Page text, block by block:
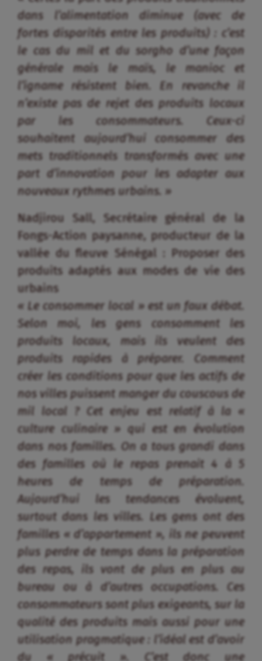
souhaitent aujourd’hui consommer des
mets traditionnels transformés avec une
part d’innovation pour les adapter aux
nouveaux rythmes urbains. »
Nadjirou Sall, Secrétaire général de la
Fongs-Action paysanne, producteur de la
vallée du fleuve Sénégal : Proposer des
produits adaptés aux modes de vie des
urbains
« Le consommer local » est un faux débat.
Selon moi, les gens consomment les
produits locaux, mais ils veulent des
produits rapides à préparer. Comment
créer les conditions pour que les actifs de
nos villes puissent manger du couscous de
mil local ? Cet enjeu est relatif à la «
culture culinaire » qui est en évolution
dans nos familles. On a tous grandi dans
des familles où le repas prenait 4 à 5
heures de temps de préparation.
Aujourd’hui les tendances évoluent,
surtout dans les villes. Les gens ont des
familles « d’appartement », ils ne peuvent
plus perdre de temps dans la préparation
des repas, ils vont de plus en plus au
bureau ou à d’autres occupations. Ces
consommateurs sont plus exigeants, sur la
qualité des produits mais aussi pour une
utilisation pragmatique : l’idéal est d’avoir
du « précuit ». C’est donc une
préoccupation de la Fongs : comment
satisfaire ce type de consommateur ?
Comment continuer à augmenter la
production de nos produits locaux vers
des produits faciles d’utilisation, sans que
la ménagère n’ait trop à se compliquer la
tâche pour leur préparation ? »